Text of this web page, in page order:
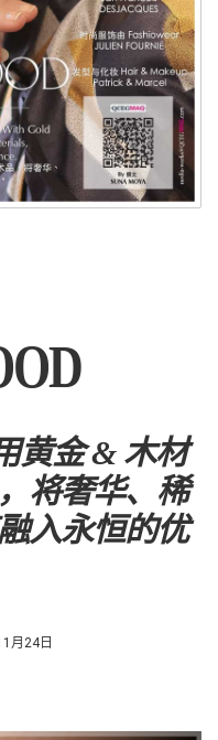
黄金 & 木材
将奢华、稀
入永恒的优
月24日